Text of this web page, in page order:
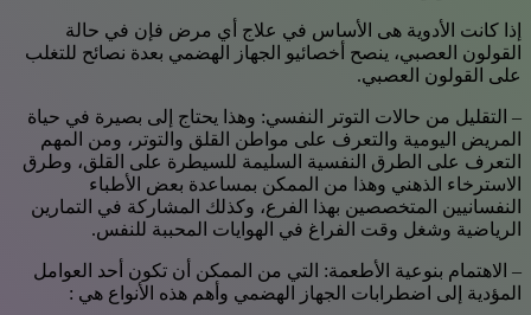
إذا كانت الأدوية هى الأساس في علاج أي مرض فإن في حالة
القولون العصبي، ينصح أخصائيو الجهاز الهضمي بعدة نصائح للتغلب
على القولون العصبي.
– التقليل من حالات التوتر النفسي: وهذا يحتاج إلى بصيرة في حياة
المريض اليومية والتعرف على مواطن القلق والتوتر، ومن المهم
التعرف على الطرق النفسية السليمة للسيطرة على القلق، وطرق
الاسترخاء الذهني وهذا من الممكن بمساعدة بعض الأطباء
النفسانيين المتخصصين بهذا الفرع، وكذلك المشاركة في التمارين
الرياضية وشغل وقت الفراغ في الهوايات المحببة للنفس.
– الاهتمام بنوعية الأطعمة: التي من الممكن أن تكون أحد العوامل
المؤدية إلى اضطرابات الجهاز الهضمي وأهم هذه الأنواع هي :